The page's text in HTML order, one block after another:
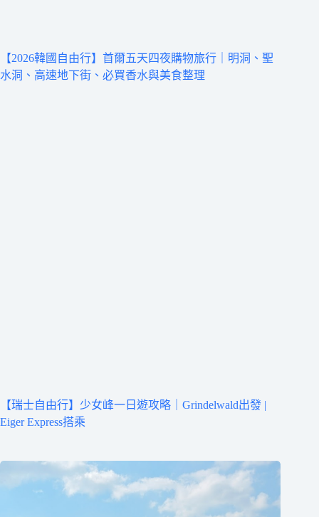
【2026韓國自由行】首爾五天四夜購物旅行｜明洞、聖
水洞、高速地下街、必買香水與美食整理
【瑞士自由行】少女峰一日遊攻略｜Grindelwald出發 |
Eiger Express搭乘